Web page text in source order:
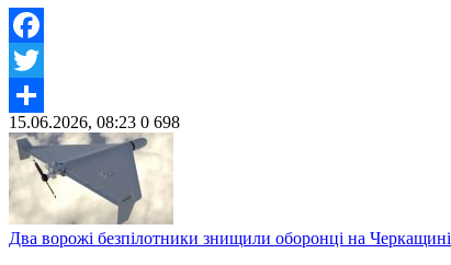
Facebook
Twitter
Share
15.06.2026, 08:23 0 698
Два ворожі безпілотники знищили оборонці на Черкащині